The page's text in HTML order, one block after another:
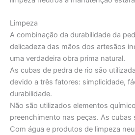
Limpeza
A combinação da durabilidade da
delicadeza das mãos dos artesãos
uma verdadeira obra prima natural.
As cubas de pedra de rio são
devido a três fatores: simplicidade,
durabilidade.
Não são utilizados elementos
preenchimento nas peças. As cubas
Com água e produtos de limpeza